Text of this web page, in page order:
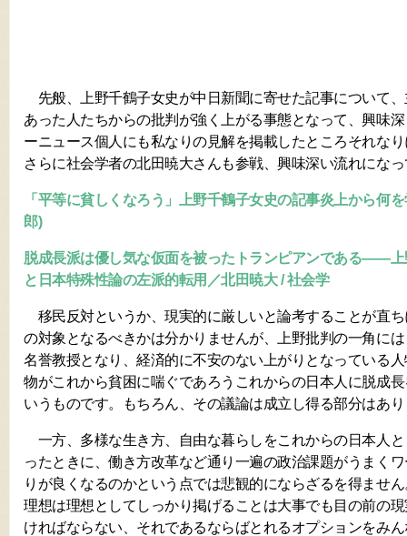
先般、上野千鶴子女史が中日新聞に寄せた記事について
あった人たちからの批判が強く上がる事態となって、興味
ーニュース個人にも私なりの見解を掲載したところそれな
さらに社会学者の北田暁大さんも参戦、興味深い流れにな
「平等に貧しくなろう」上野千鶴子女史の記事炎上から何
郎)
脱成長派は優し気な仮面を被ったトランピアンである――
と日本特殊性論の左派的転用／北田暁大 / 社会学
移民反対というか、現実的に厳しいと論考することが直
の対象となるべきかは分かりませんが、上野批判の一角に
名誉教授となり、経済的に不安のない上がりとなっている
物がこれから貧困に喘ぐであろうこれからの日本人に脱成
いうものです。もちろん、その議論は成立し得る部分はあ
一方、多様な生き方、自由な暮らしをこれからの日本人
ったときに、働き方改革など通り一遍の政治課題がうまく
りが良くなるのかという点では悲観的にならざるを得ませ
理想は理想としてしっかり掲げることは大事でも目の前の
ければならない、それであるならばとれるオプションをみ